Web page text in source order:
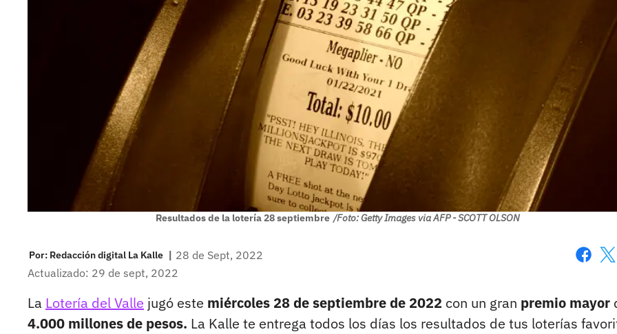
Resultados de la lotería 28 septiembre /Foto: Getty Images via AFP - SCOTT OLSON
Por: Redacción digital La Kalle | 28 de Sept, 2022
Actualizado: 29 de sept, 2022
La Lotería del Valle jugó este miércoles 28 de septiembre de 2022 con un gran premio mayor
4.000 millones de pesos. La Kalle te entrega todos los días los resultados de tus loterías